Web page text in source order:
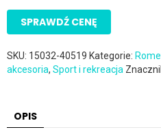
SPRAWDŹ CENĘ
SKU: 15032-40519 Kategorie:
akcesoria, Sport i rekreacja
OPIS